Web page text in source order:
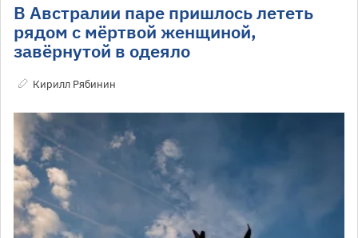
В Австралии паре пришлось лететь
рядом с мёртвой женщиной,
завёрнутой в одеяло
Кирилл Рябинин